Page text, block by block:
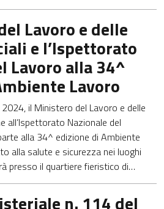
Lavoro e delle
e l’Ispettorato
Lavoro alla 34^
Lavoro
il Ministero del Lavoro e delle
all’Ispettorato Nazionale del
alla 34^ edizione di Ambiente
alla salute e sicurezza nei luoghi
presso il quartiere fieristico di…
n. 114 del